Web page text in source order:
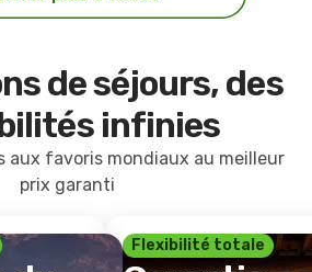
de séjours, des
infinies
aux favoris mondiaux au meilleur
prix garanti
Flexibilité totale